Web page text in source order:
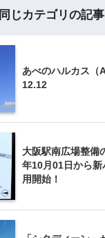
同じカテゴリの記事
あべのハルカス（
12.12
大阪駅南広場整備
年10月01日から
用開始！